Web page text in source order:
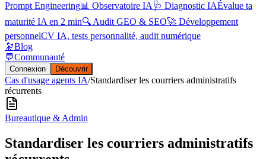
Prompt Engineering📊 Observatoire IA 🩺 Diagnostic IAÉvalue ta
maturité IA en 2 min🔍 Audit GEO & SEO🚀 Développement
personnelCV IA, tests personnalité, audit numérique
🔭Blog
💬Communauté
Connexion Découvrir
Cas d'usage agents IA/Standardiser les courriers administratifs
récurrents
Bureautique & Admin
Standardiser les courriers administratifs